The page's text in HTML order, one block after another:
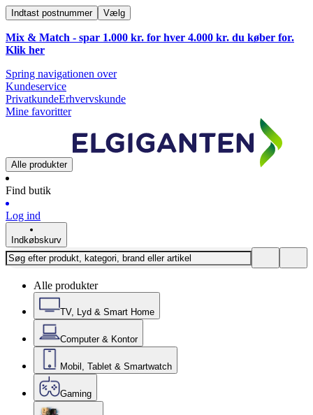
Indtast postnummer Vælg
Mix & Match - spar 1.000 kr. for hver 4.000 kr. du køber for.
Klik her
Spring navigationen over
Kundeservice
PrivatkundeErhvervskunde
Mine favoritter
Alle produkter
Find butik
Log ind
Indkøbskurv
Alle produkter
TV, Lyd & Smart Home
Computer & Kontor
Mobil, Tablet & Smartwatch
Gaming